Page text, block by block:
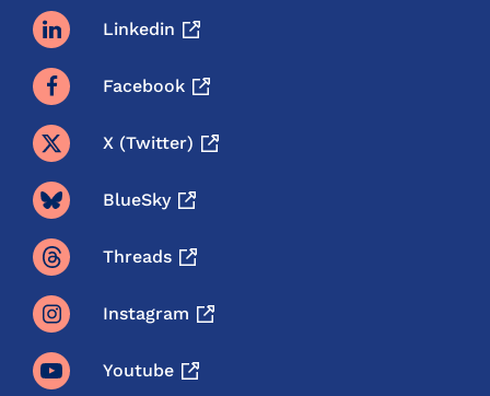
Linkedin
Facebook
X (twitter)
BlueSky
Threads
Instagram
Youtube